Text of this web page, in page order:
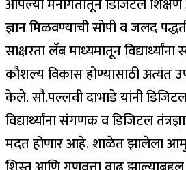
ज्ञान मिळवण्याची सोपी व जलद
साक्षरता लॅब माध्यमातून
कौशल्य विकास होण्यासाठी अत्यंत
केले. सौ.पल्लवी दाभाडे यांनी
विद्यार्थ्यांना संगणक व डिजिटल
मदत होणार आहे. शाळेत झालेला